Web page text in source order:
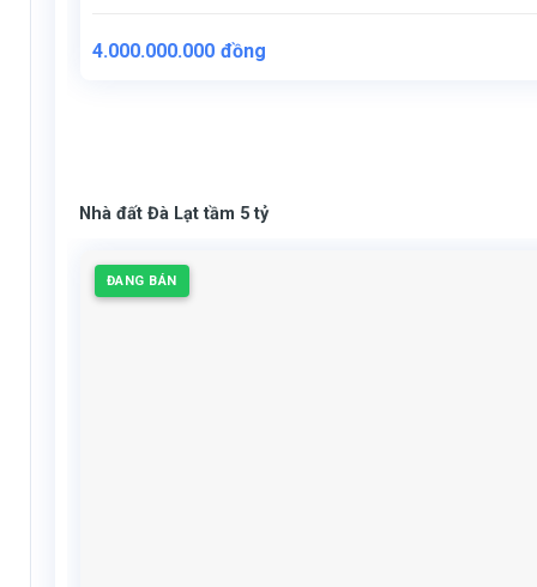
4.000.000.000 đồng
Nhà đất Đà Lạt tầm 5 tỷ
ĐANG BÁN